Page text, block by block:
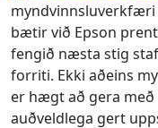
bætir við Epson
fengið næsta stig
forriti. Ekki aðeins
er hægt að gera
auðveldlega gert